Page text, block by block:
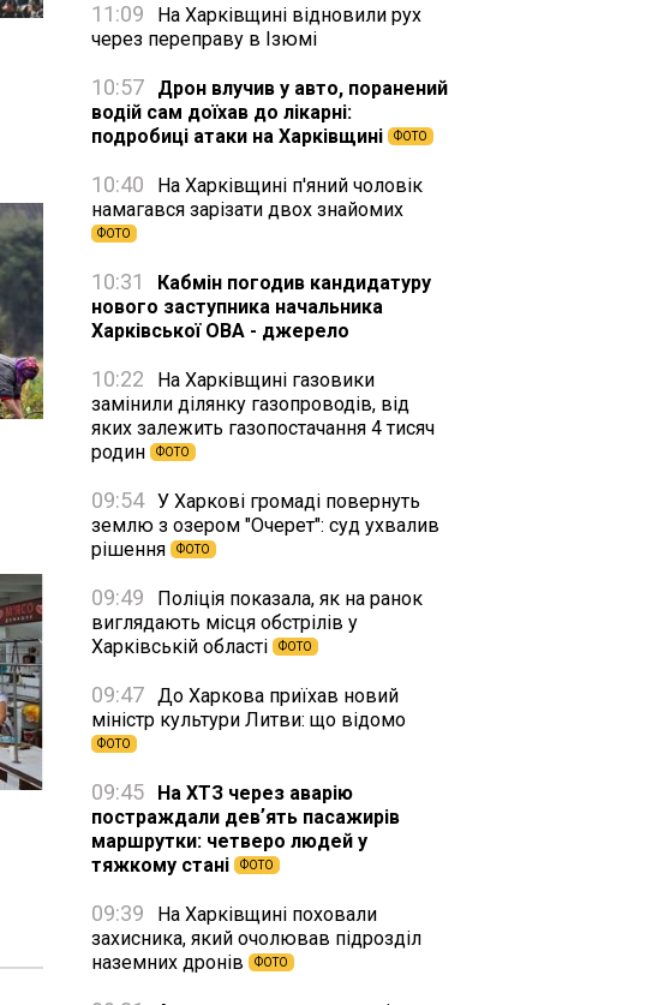
11:09
На Харківщині відновили рух
через переправу в Ізюмі
10:57
Дрон влучив у авто, поранений
водій сам доїхав до лікарні:
подробиці атаки на Харківщині
ФОТО
10:40
На Харківщині п'яний чоловік
намагався зарізати двох знайомих
ФОТО
10:31
Кабмін погодив кандидатуру
нового заступника начальника
Харківської ОВА - джерело
10:22
На Харківщині газовики
замінили ділянку газопроводів, від
яких залежить газопостачання 4 тисяч
родин
ФОТО
09:54 У Харкові громаді повернуть
землю з озером "Очерет": суд ухвалив
рішення
ФОТО
09:49
Поліція показала, як на ранок
виглядають місця обстрілів у
Харківській області
ФОТО
09:47 До Харкова приїхав новий
міністр культури Литви: що відомо
ФОТО
09:45
На ХТЗ через аварію
постраждали девʼять пасажирів
маршрутки: четверо людей у
тяжкому стані
ФОТО
09:39
На Харківщині поховали
захисника, який очолював підрозділ
наземних дронів
ФОТО